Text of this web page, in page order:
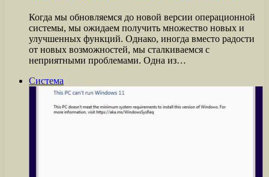
Когда мы обновляемся до новой версии операционной
системы, мы ожидаем получить множество новых и
улучшенных функций. Однако, иногда вместо радости
от новых возможностей, мы сталкиваемся с
неприятными проблемами. Одна из…
Система